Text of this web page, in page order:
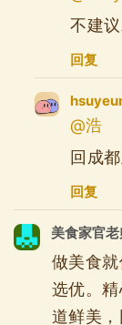
不建
回复
@浩
回成
回复
美食家官
做美食
选优。
道鲜美